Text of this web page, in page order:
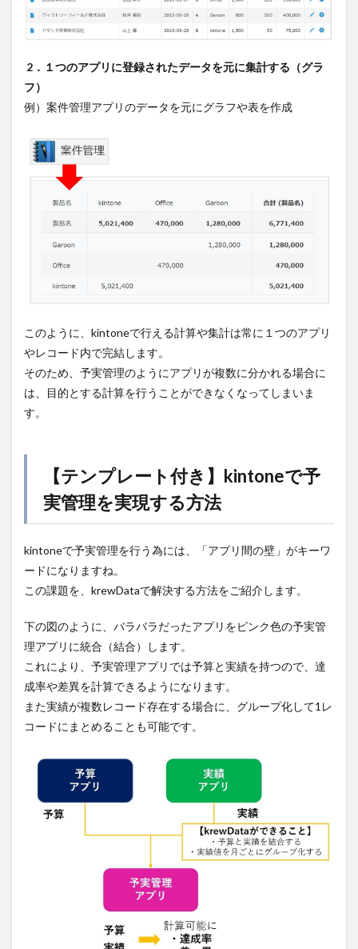
2．１つのアプリに登録されたデータを元に集計する（グラ
フ）
例）案件管理アプリのデータを元にグラフや表を作成
このように、kintoneで行える計算や集計は常に１つのアプリ
やレコード内で完結します。
そのため、予実管理のようにアプリが複数に分かれる場合に
は、目的とする計算を行うことができなくなってしまいま
す。
【テンプレート付き】kintoneで予
実管理を実現する方法
kintoneで予実管理を行う為には、「アプリ間の壁」がキーワ
ードになりますね。
この課題を、krewDataで解決する方法をご紹介します。
下の図のように、バラバラだったアプリをピンク色の予実管
理アプリに統合（結合）します。
これにより、予実管理アプリでは予算と実績を持つので、達
成率や差異を計算できるようになります。
また実績が複数レコード存在する場合に、グループ化して1レ
コードにまとめることも可能です。